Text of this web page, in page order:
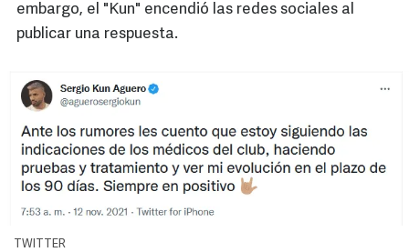
embargo, el "Kun" encendió las redes sociales al
publicar una respuesta.
TWITTER